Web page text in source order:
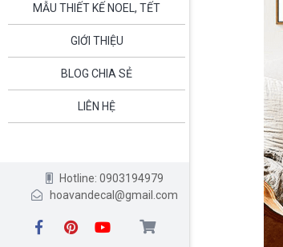
MẪU THIẾT KẾ NOEL, TẾT
GIỚI THIỆU
BLOG CHIA SẺ
LIÊN HỆ
Hotline: 0903194979
hoavandecal@gmail.com